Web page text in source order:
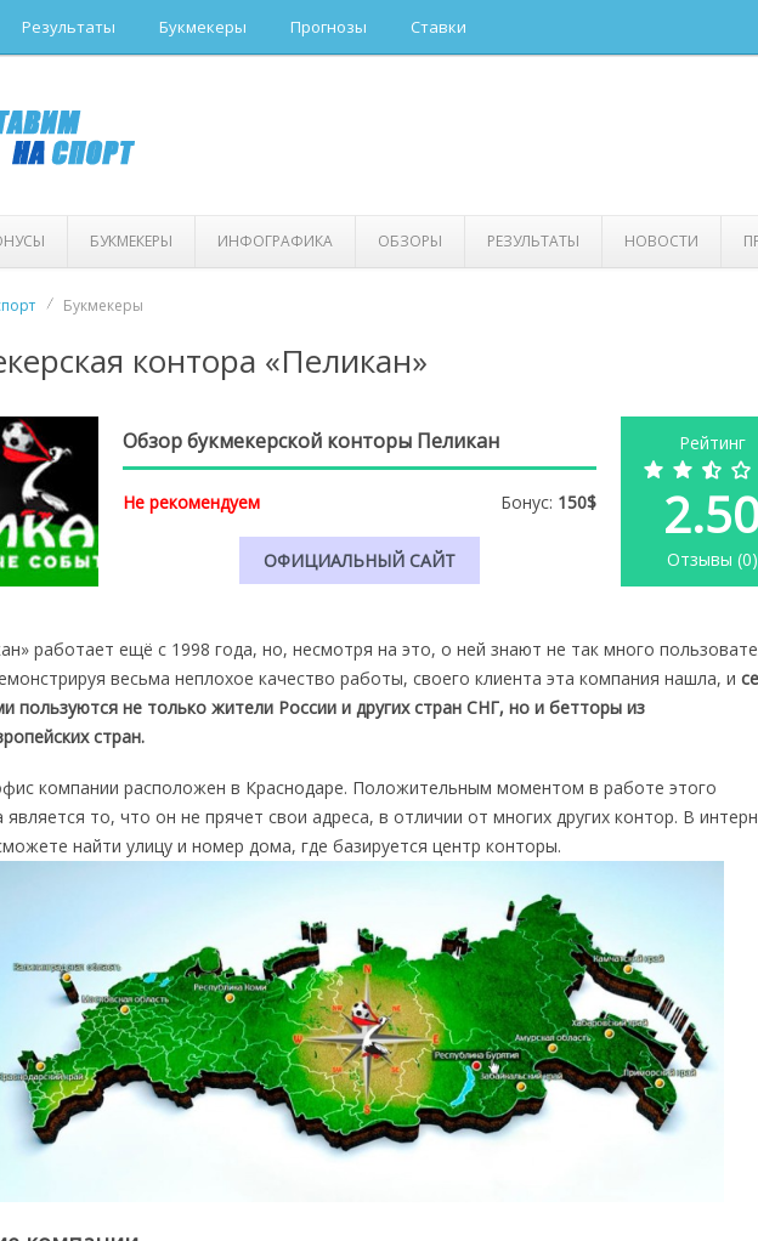
Результаты Букмекеры Прогнозы Ставки
БУКМЕКЕРЫ ИНФОГРАФИКА ОБЗОРЫ РЕЗУЛЬТАТЫ НОВОСТИ
Букмекеры
контора «Пеликан»
Обзор букмекерской конторы Пеликан
Не рекомендуем Бонус: 150$
ОФИЦИАЛЬНЫЙ САЙТ
Рейтинг
Отзывы (0)
работает ещё с 1998 года, но, несмотря на это, о ней знают не так много
весьма неплохое качество работы, своего клиента эта компания нашла, и
пользуются не только жители России и других стран СНГ, но и бетторы из
стран.
компании расположен в Краснодаре. Положительным моментом в работе этого
является то, что он не прячет свои адреса, в отличии от многих других контор. В
найти улицу и номер дома, где базируется центр конторы.